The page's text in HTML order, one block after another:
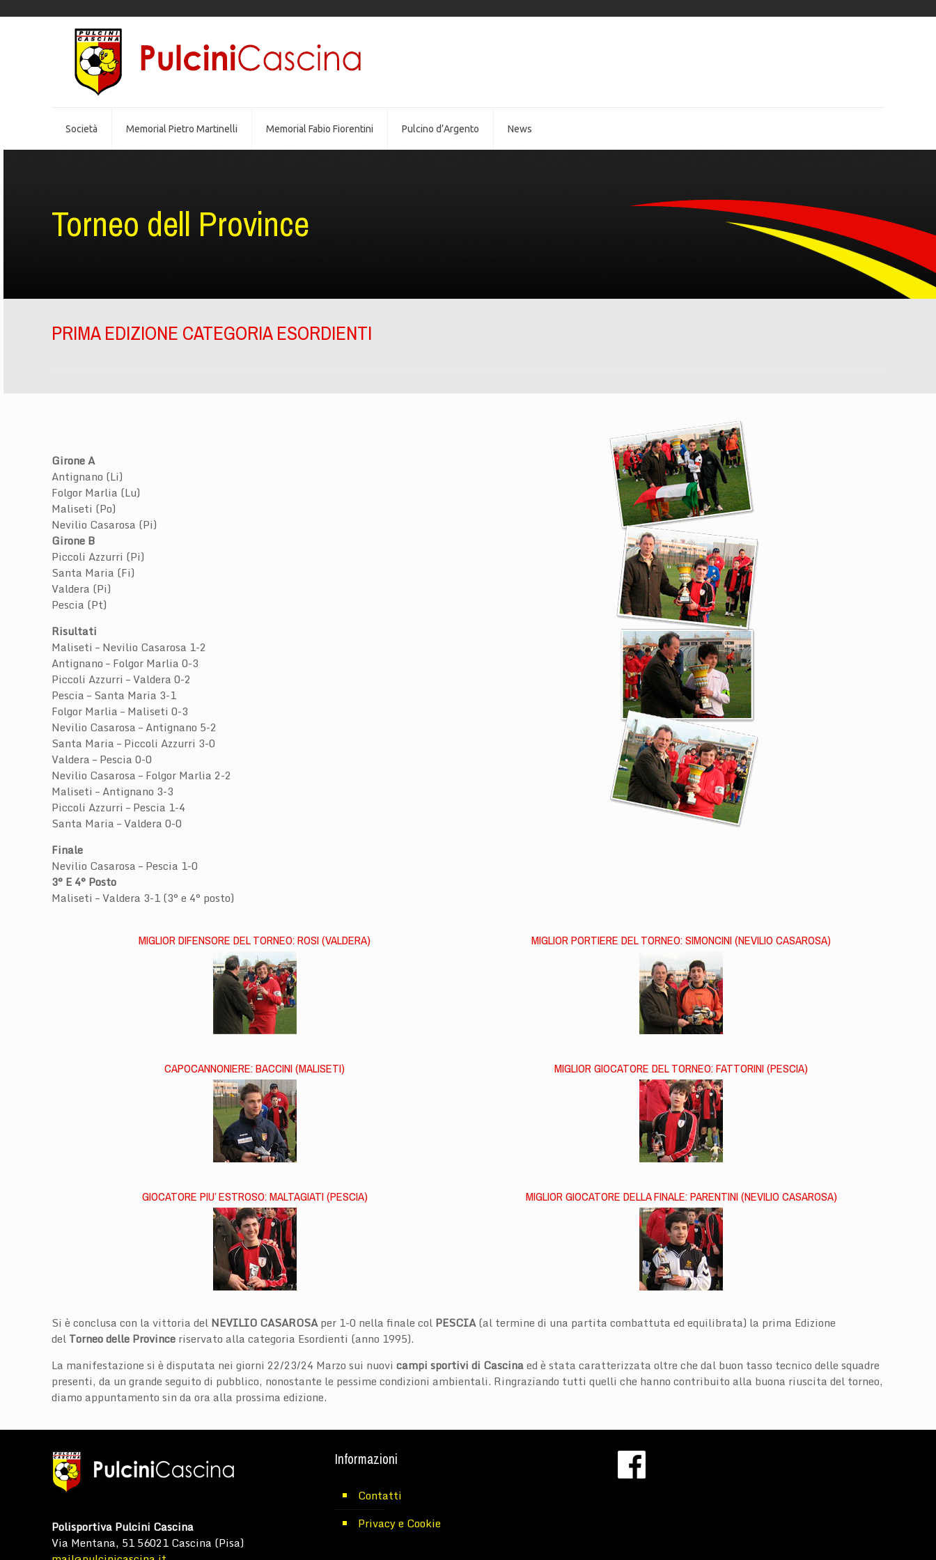
Società Memorial Pietro Martinelli Memorial Fabio Fiorentini Pulcino d’Argento News
Torneo dell Province
PRIMA EDIZIONE CATEGORIA ESORDIENTI
Girone A
Antignano (Li)
Folgor Marlia (Lu)
Maliseti (Po)
Nevilio Casarosa (Pi)
Girone B
Piccoli Azzurri (Pi)
Santa Maria (Fi)
Valdera (Pi)
Pescia (Pt)
Risultati
Maliseti – Nevilio Casarosa 1-2
Antignano – Folgor Marlia 0-3
Piccoli Azzurri – Valdera 0-2
Pescia – Santa Maria 3-1
Folgor Marlia – Maliseti 0-3
Nevilio Casarosa – Antignano 5-2
Santa Maria – Piccoli Azzurri 3-0
Valdera – Pescia 0-0
Nevilio Casarosa – Folgor Marlia 2-2
Maliseti – Antignano 3-3
Piccoli Azzurri – Pescia 1-4
Santa Maria – Valdera 0-0
Finale
Nevilio Casarosa – Pescia 1-0
3° E 4° Posto
Maliseti – Valdera 3-1 (3° e 4° posto)
MIGLIOR DIFENSORE DEL TORNEO: ROSI (VALDERA)
CAPOCANNONIERE: BACCINI (MALISETI)
GIOCATORE PIU’ ESTROSO: MALTAGIATI (PESCIA)
MIGLIOR PORTIERE DEL TORNEO: SIMONCINI (NEVILIO CASAROSA)
MIGLIOR GIOCATORE DEL TORNEO: FATTORINI (PESCIA)
MIGLIOR GIOCATORE DELLA FINALE: PARENTINI (NEVILIO CASAROSA)
Si è conclusa con la vittoria del NEVILIO CASAROSAper 1-0 nella finale col PESCIA(al termine di una partita combattuta ed equilibrata) la prima Edizione
del Torneo delle Province riservato alla categoria Esordienti (anno 1995).
La manifestazione si è disputata nei giorni 22/23/24 Marzo sui nuovicampi sportivi di Cascinaed è stata caratterizzata oltre che dal buon tasso tecnico delle squadre
presenti, da un grande seguito di pubblico, nonostante le pessime condizioni ambientali. Ringraziando tutti quelli che hanno contribuito alla buona riuscita del torneo,
diamo appuntamento sin da ora alla prossima edizione.
Polisportiva Pulcini Cascina
Via Mentana, 51 56021 Cascina (Pisa)
Informazioni
Contatti
Privacy e Cookie